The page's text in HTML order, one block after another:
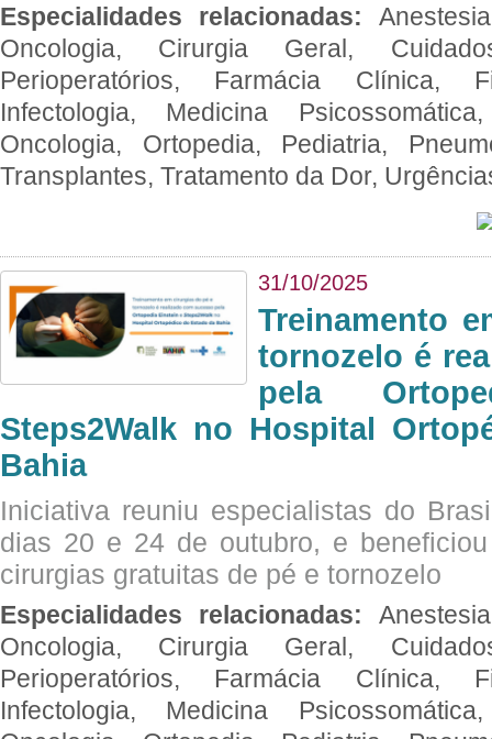
Especialidades relacionadas:
Oncologia, Cirurgia Geral,
Perioperatórios, Farmácia Clínica,
Infectologia, Medicina
Oncologia, Ortopedia, Pediatria,
Transplantes, Tratamento da Dor,
31/10/2025
Treinamento
tornozelo é
pela
Steps2Walk no Hospital
Bahia
Iniciativa reuniu especialistas do
dias 20 e 24 de outubro, e
cirurgias gratuitas de pé e tornozelo
Especialidades relacionadas:
Oncologia, Cirurgia Geral,
Perioperatórios, Farmácia Clínica,
Infectologia, Medicina